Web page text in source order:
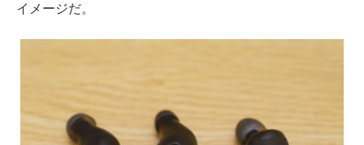
イメージだ。